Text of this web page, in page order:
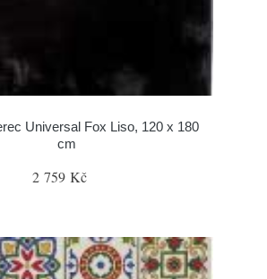
Universal Fox Liso, 120 x 180
cm
2 759 Kč